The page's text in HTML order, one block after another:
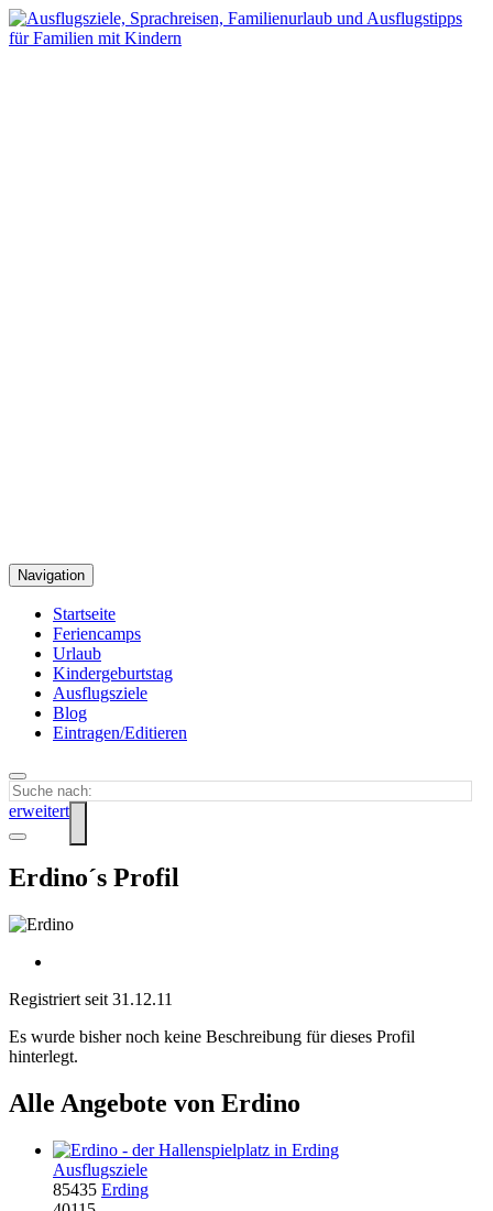
Navigation
Startseite
Feriencamps
Urlaub
Kindergeburtstag
Ausflugsziele
Blog
Eintragen/Editieren
erweitert
Erdino´s Profil
Registriert seit 31.12.11
Es wurde bisher noch keine Beschreibung für dieses Profil
hinterlegt.
Alle Angebote von Erdino
Ausflugsziele
85435 Erding